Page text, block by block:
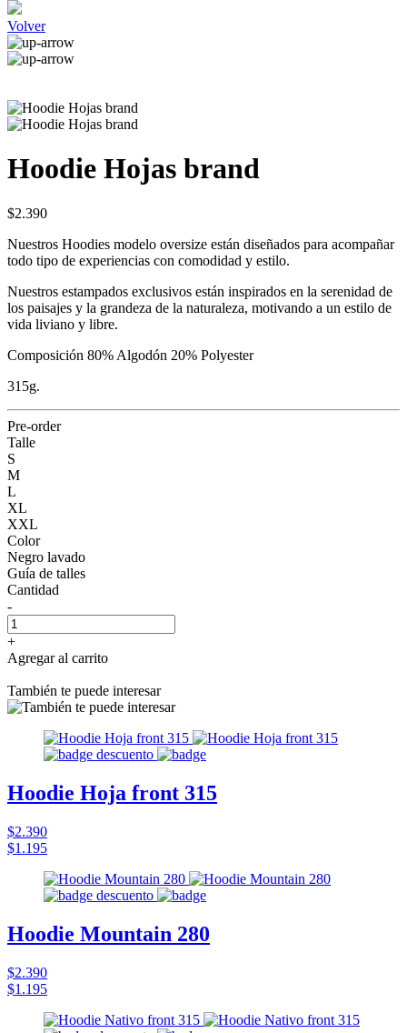
Volver
Hoodie Hojas brand
$2.390
Nuestros Hoodies modelo oversize están diseñados para acompañar
todo tipo de experiencias con comodidad y estilo.
Nuestros estampados exclusivos están inspirados en la serenidad de
los paisajes y la grandeza de la naturaleza, motivando a un estilo de
vida liviano y libre.
Composición 80% Algodón 20% Polyester
315g.
Pre-order
Talle
S
M
L
XL
XXL
Color
Negro lavado
Guía de talles
Cantidad
-
+
Agregar al carrito
También te puede interesar
Hoodie Hoja front 315
$2.390
$1.195
Hoodie Mountain 280
$2.390
$1.195